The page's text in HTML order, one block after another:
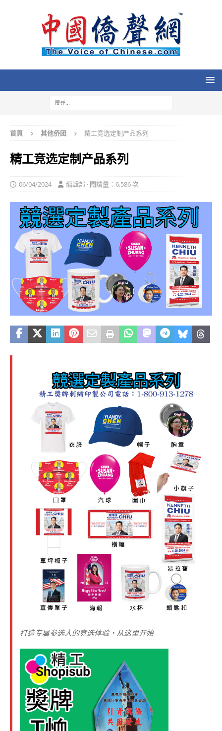
首頁 其他侨团 精工竞选定制产品系列
精工竞选定制产品系列
06/04/2024 編輯部 · 閱讀量：6,586 次
打造专属参选人的竞选体验，从这里开始